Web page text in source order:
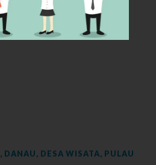
, DANAU, DESA WISATA, PULAU